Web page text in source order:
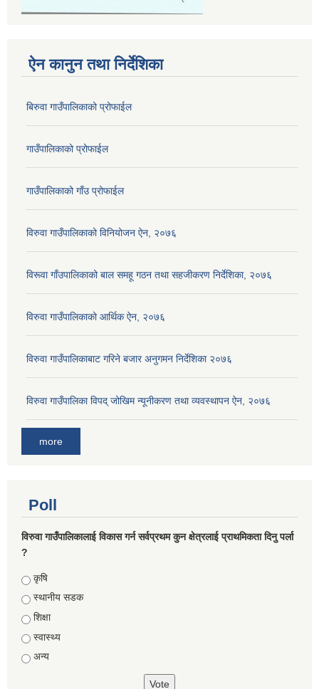
ऐन कानुन तथा निर्देशिका
बिरुवा गाउँपालिकाको प्रोफाईल
गाउँपालिकाको प्रोफाईल
गाउँपालिकाको गाँउ प्रोफाईल
विरुवा गाउँपालिकाको विनियोजन ऐन, २०७६
विरूवा गाँउपालिकाको बाल समहू गठन तथा सहजीकरण निर्देशिका, २०७६
विरुवा गाउँपालिकाको आर्थिक ऐन, २०७६
विरुवा गाउँपालिकाबाट गरिने बजार अनुगमन निर्देशिका २०७६
विरुवा गाउँपालिका विपद् जोखिम न्यूनीकरण तथा व्यवस्थापन ऐन, २०७६
more
Poll
विरुवा गाउँपालिकालाई विकास गर्न सर्वप्रथम कुन क्षेत्रलाई प्राथमिकता दिनु पर्ला
?
Choices
कृषि
स्थानीय सडक
शिक्षा
स्वास्थ्य
अन्य